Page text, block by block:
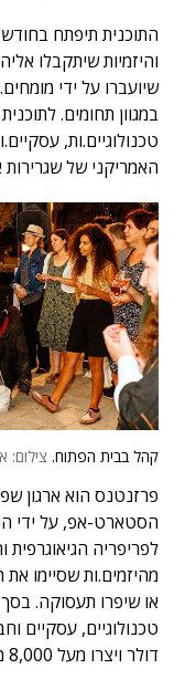
התוכנית תיפתח
והיזמיות שיתקבלו
שיועברו על ידי
טכנולוגיים.ות,
האמריקני של
קהל בבית הפתוח. צילום:
פרזנטנס הוא ארגון
הסטארט-אפ, על ידי
מהיזמים.ות שסיימו את
דולר ויצרו מעל 8,000 משרות.